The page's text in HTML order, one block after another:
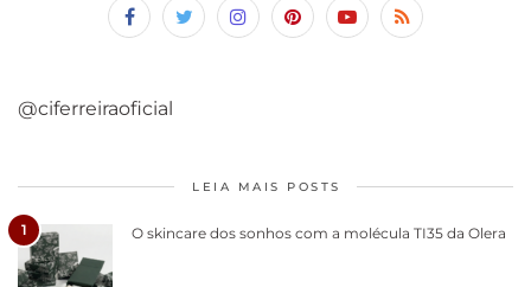
@ciferreiraoficial
LEIA MAIS POSTS
1 O skincare dos sonhos com a molécula TI35 da Olera